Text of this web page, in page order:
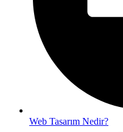
Web Tasarım Nedir?